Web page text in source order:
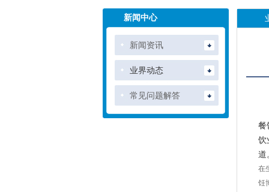
新闻中心
新闻资讯
业界动态
常见问题解答
餐
饮
道
在
饪